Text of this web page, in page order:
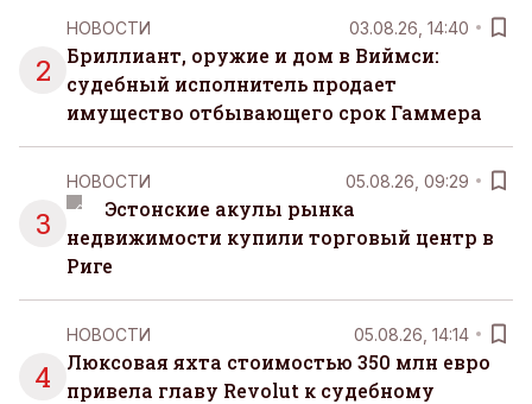
2
НОВОСТИ 03.08.26, 14:40
Бриллиант, оружие и дом в Виймси:
судебный исполнитель продает
имущество отбывающего срок Гаммера
3
НОВОСТИ 05.08.26, 09:29
Эстонские акулы рынка
недвижимости купили торговый центр в
Риге
4
НОВОСТИ 05.08.26, 14:14
Люксовая яхта стоимостью 350 млн евро
привела главу Revolut к судебному